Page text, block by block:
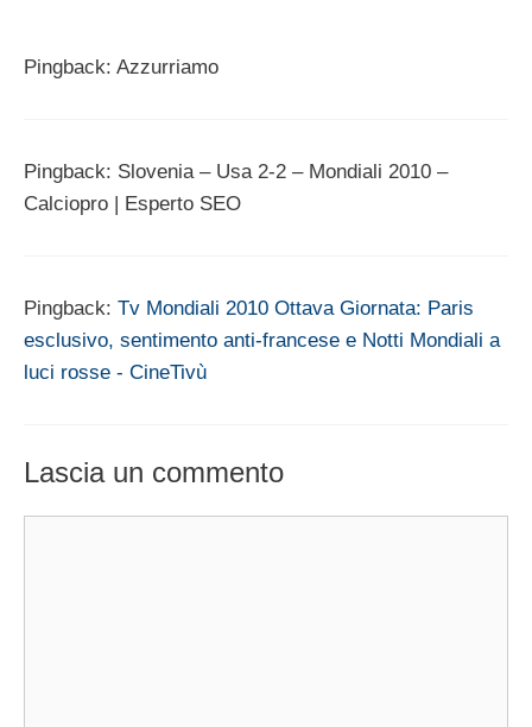
Pingback: Azzurriamo
Pingback: Slovenia – Usa 2-2 – Mondiali 2010 –
Calciopro | Esperto SEO
Pingback: Tv Mondiali 2010 Ottava Giornata: Paris
esclusivo, sentimento anti-francese e Notti Mondiali a
luci rosse - CineTivù
Lascia un commento